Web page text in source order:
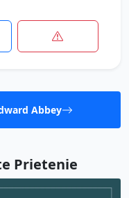
Abbey
Prietenie